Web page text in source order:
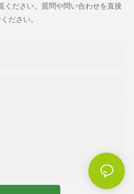
ください。質問や問い合わせを直接
ださい。